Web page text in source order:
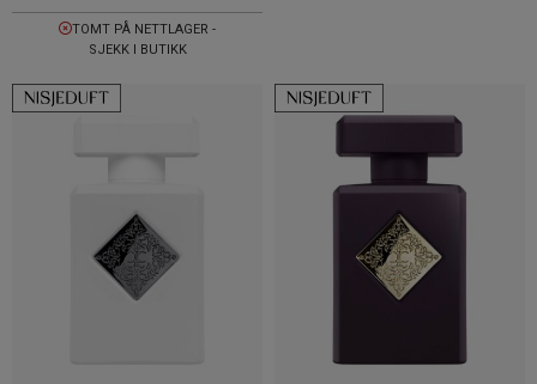
TOMT PÅ NETTLAGER -
SJEKK I BUTIKK